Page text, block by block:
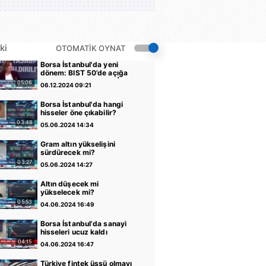
OTOMATİK OYNAT
05:06
Borsa İstanbul'da yeni
dönem: BIST 50’de açığa
satış yasağı kaldırıldı |
Video
06.12.2024 09:21
03:48
Borsa İstanbul'da hangi
hisseler öne çıkabilir?
05.06.2024 14:34
03:27
Gram altın yükselişini
sürdürecek mi?
05.06.2024 14:27
05:53
Altın düşecek mi
yükselecek mi?
04.06.2024 16:49
04:15
Borsa İstanbul'da sanayi
hisseleri ucuz kaldı
04.06.2024 16:47
Türkiye fintek üssü olmayı